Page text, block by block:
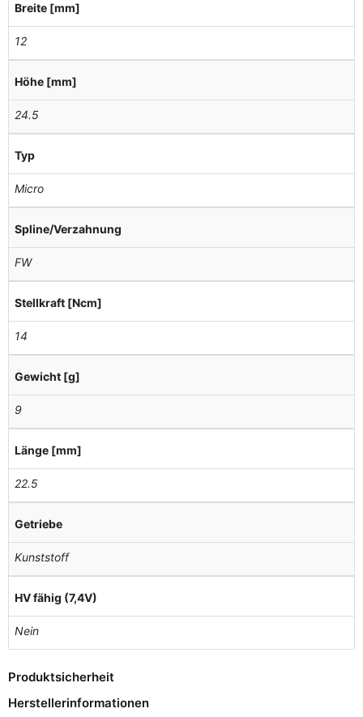
Breite [mm]
12
Höhe [mm]
24.5
Typ
Micro
Spline/Verzahnung
FW
Stellkraft [Ncm]
14
Gewicht [g]
9
Länge [mm]
22.5
Getriebe
Kunststoff
HV fähig (7,4V)
Nein
Produktsicherheit
Herstellerinformationen